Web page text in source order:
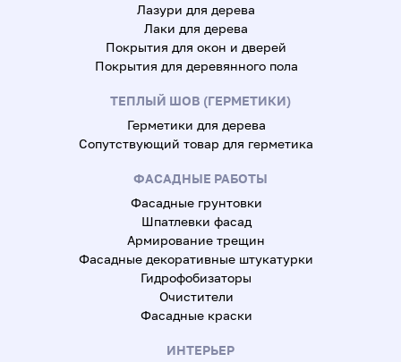
Лазури для дерева
Лаки для дерева
Покрытия для окон и дверей
Покрытия для деревянного пола
ТЕПЛЫЙ ШОВ (ГЕРМЕТИКИ)
Герметики для дерева
Сопутствующий товар для герметика
ФАСАДНЫЕ РАБОТЫ
Фасадные грунтовки
Шпатлевки фасад
Армирование трещин
Фасадные декоративные штукатурки
Гидрофобизаторы
Очистители
Фасадные краски
ИНТЕРЬЕР